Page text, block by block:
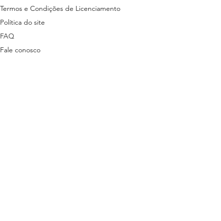
Termos e Condições de Licenciamento
Política do site
FAQ
Fale conosco